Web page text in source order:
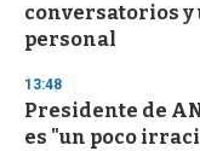
conversatorios
personal
13:48
Presidente de
es "un poco